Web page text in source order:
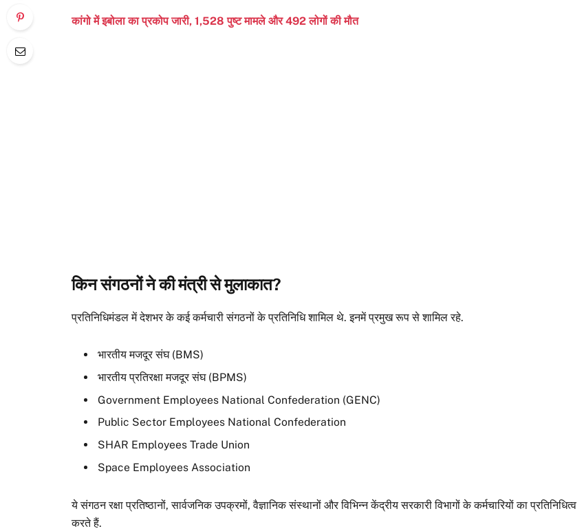
कांगो में इबोला का प्रकोप जारी, 1,528 पुष्ट मामले और 492 लोगों की मौत
किन संगठनों ने की मंत्री से मुलाकात?
प्रतिनिधिमंडल में देशभर के कई कर्मचारी संगठनों के प्रतिनिधि शामिल थे. इनमें प्रमुख रूप से शामिल रहे.
भारतीय मजदूर संघ (BMS)
भारतीय प्रतिरक्षा मजदूर संघ (BPMS)
Government Employees National Confederation (GENC)
Public Sector Employees National Confederation
SHAR Employees Trade Union
Space Employees Association
ये संगठन रक्षा प्रतिष्ठानों, सार्वजनिक उपक्रमों, वैज्ञानिक संस्थानों और विभिन्न केंद्रीय सरकारी विभागों के कर्मचारियों का प्रतिनिधित्व
करते हैं.